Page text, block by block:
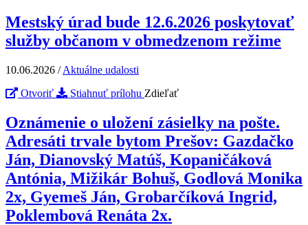
Mestský úrad bude 12.6.2026 poskytovať
služby občanom v obmedzenom režime
10.06.2026 /Aktuálne udalosti
Otvoriť
Stiahnuť prílohu Zdieľať
Oznámenie o uložení zásielky na pošte.
Adresáti trvale bytom Prešov: Gazdačko
Ján, Dianovský Matúš, Kopaničáková
Antónia, Mižikár Bohuš, Godlová Monika
2x, Gyemeš Ján, Grobarčíková Ingrid,
Poklembová Renáta 2x.